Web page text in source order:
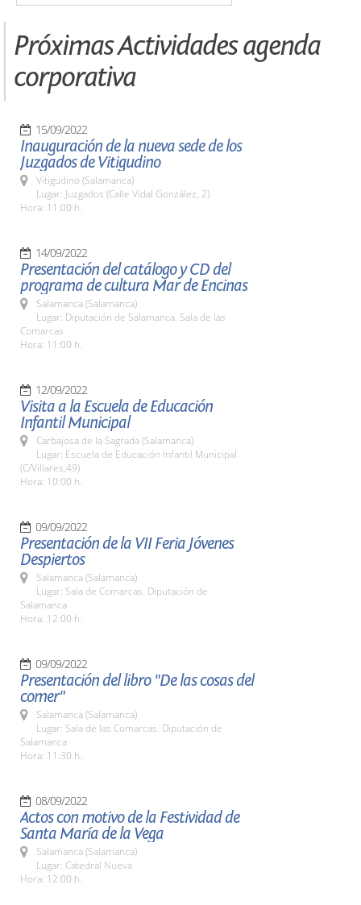
Próximas Actividades agenda
corporativa
15/09/2022
Inauguración de la nueva sede de los
Juzgados de Vitigudino
Vitigudino (Salamanca)
Lugar: Juzgados (Calle Vidal González, 2)
Hora: 11:00 h.
14/09/2022
Presentación del catálogo y CD del
programa de cultura Mar de Encinas
Salamanca (Salamanca)
Lugar: Diputación de Salamanca. Sala de las
Comarcas
Hora: 11:00 h.
12/09/2022
Visita a la Escuela de Educación
Infantil Municipal
Carbajosa de la Sagrada (Salamanca)
Lugar: Escuela de Educación Infantil Municipal
(C/Villares,49)
Hora: 10:00 h.
09/09/2022
Presentación de la VII Feria Jóvenes
Despiertos
Salamanca (Salamanca)
Lugar: Sala de Comarcas. Diputación de
Salamanca
Hora: 12:00 h.
09/09/2022
Presentación del libro "De las cosas del
comer"
Salamanca (Salamanca)
Lugar: Sala de las Comarcas. Diputación de
Salamanca
Hora: 11:30 h.
08/09/2022
Actos con motivo de la Festividad de
Santa María de la Vega
Salamanca (Salamanca)
Lugar: Catedral Nueva
Hora: 12:00 h.